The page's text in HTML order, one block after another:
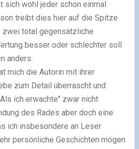
sich wohl jeder schon einmal
treibt dies hier auf die Spitze
zwei total gegensätzliche
besser oder schlechter soll
anders.
mich die Autorin mit ihrer
zum Detail überrascht und
ich erwachte" zwar nicht
des Rades aber doch eine
ich insbesondere an Leser
persönliche Geschichten mögen